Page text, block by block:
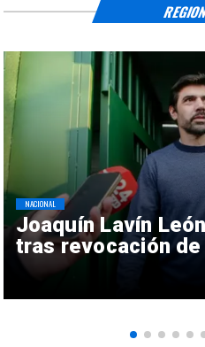
Joaquín Lavín
tras revocación
NACIONAL